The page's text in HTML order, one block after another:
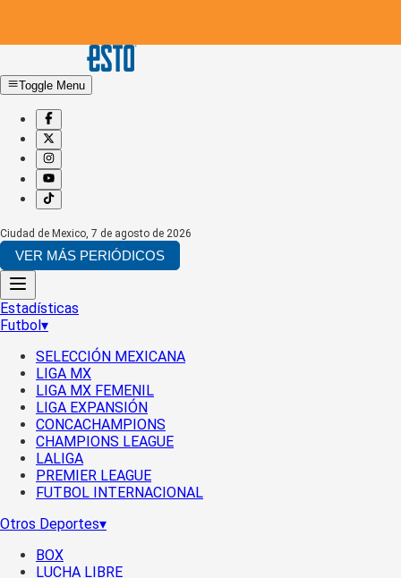
Toggle Menu
Ciudad de Mexico, 7 de agosto de 2026
VER MÁS PERIÓDICOS
Estadísticas
Futbol▾
SELECCIÓN MEXICANA
LIGA MX
LIGA MX FEMENIL
LIGA EXPANSIÓN
CONCACHAMPIONS
CHAMPIONS LEAGUE
LALIGA
PREMIER LEAGUE
FUTBOL INTERNACIONAL
Otros Deportes▾
BOX
LUCHA LIBRE